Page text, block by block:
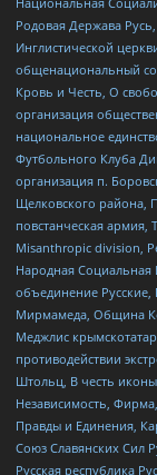
Родовая Держава
Инглистической
общенациональный
Кровь и Честь, О
организация
национальное
Футбольного Клуба
организация п.
Щелковского района,
повстанческая армия,
Misanthropic division,
Народная Социальная
объединение
Мирмамеда, Община
Меджлис
противодействии
Штольц, В честь
Независимость,
Правды и Единения,
Союз Славянских Сил
Русская республика